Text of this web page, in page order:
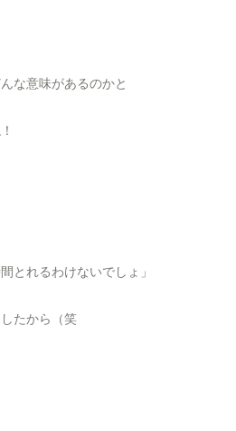
な意味があるのかと
とれるわけないでしょ」
たから（笑